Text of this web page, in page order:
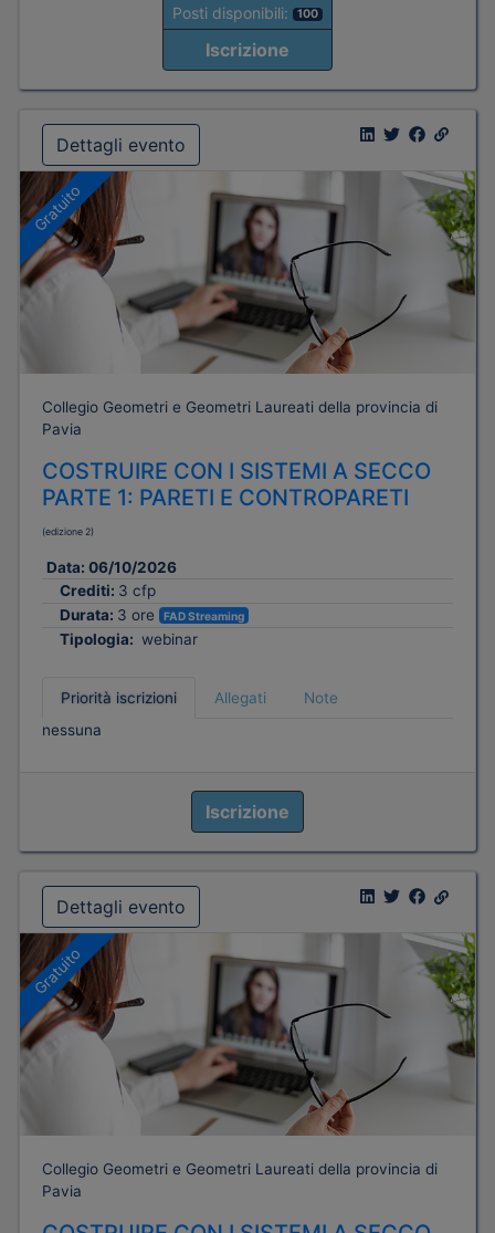
Posti disponibili: 100
Iscrizione
Dettagli evento
Gratuito
Collegio Geometri e Geometri Laureati della provincia di
Pavia
COSTRUIRE CON I SISTEMI A SECCO
PARTE 1: PARETI E CONTROPARETI
(edizione 2)
Data: 06/10/2026
Crediti: 3 cfp
Durata: 3 ore FAD Streaming
Tipologia: webinar
Priorità iscrizioni Allegati
Note
nessuna
Iscrizione
Dettagli evento
Gratuito
Collegio Geometri e Geometri Laureati della provincia di
Pavia